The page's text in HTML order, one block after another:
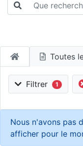
Toutes
Filtrer 1
Nous n'avons pas
afficher pour le